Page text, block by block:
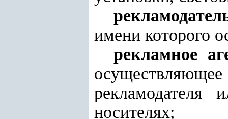
имени которого
рекламное
рекламодателя
носителях;